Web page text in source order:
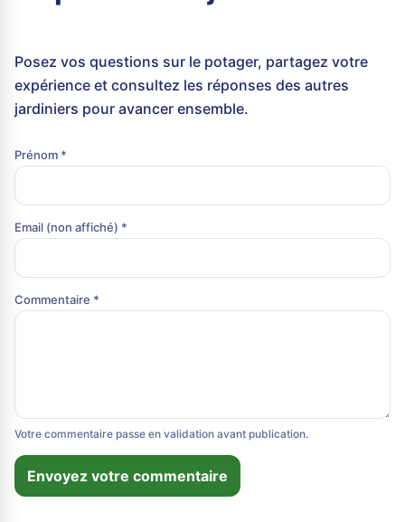
Posez vos questions sur le potager, partagez votre
expérience et consultez les réponses des autres
jardiniers pour avancer ensemble.
Prénom *
Email (non affiché) *
Commentaire *
Votre commentaire passe en validation avant publication.
Envoyez votre commentaire